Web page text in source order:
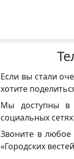
Если вы стали
хотите
Мы доступны в
социальных
Звоните в любое
«Городских